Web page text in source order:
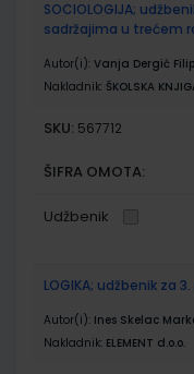
SOCIOLOGIJA;
sadržajima u trećem
Autor(i): Vanja Dergić
Nakladnik: ŠKOLSKA
SKU: 567712
ŠIFRA OMOTA:
Udžbenik
LOGIKA; udžbenik za
Autor(i): Ines Skelac
Nakladnik: ELEMENT d.o.o.